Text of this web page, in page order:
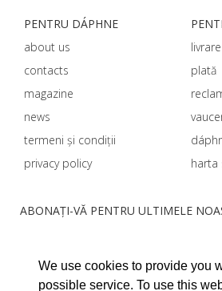
We use cookies to provide you
possible service. To use this
ABONAȚI-VĂ PENTRU ULTIMELE
PENTRU DÁPHNЕ
about us
contacts
magazine
news
termeni și condiții
privacy policy
livrare
plată
harta